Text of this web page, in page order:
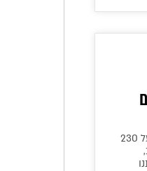
חברת האימוג'יז Unicode Consortium הכריזה על 230